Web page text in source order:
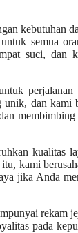
kebutuhan
semua
suci, dan
dan kami
kualitas
kami
jika Anda
rekam
pada